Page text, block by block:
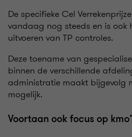
De specifieke Cel
vandaag nog steeds en is ook
uitvoeren van TP controles.
Deze toename van
binnen de verschillende
administratie maakt bijgevolg
mogelijk.
Voortaan ook focus op